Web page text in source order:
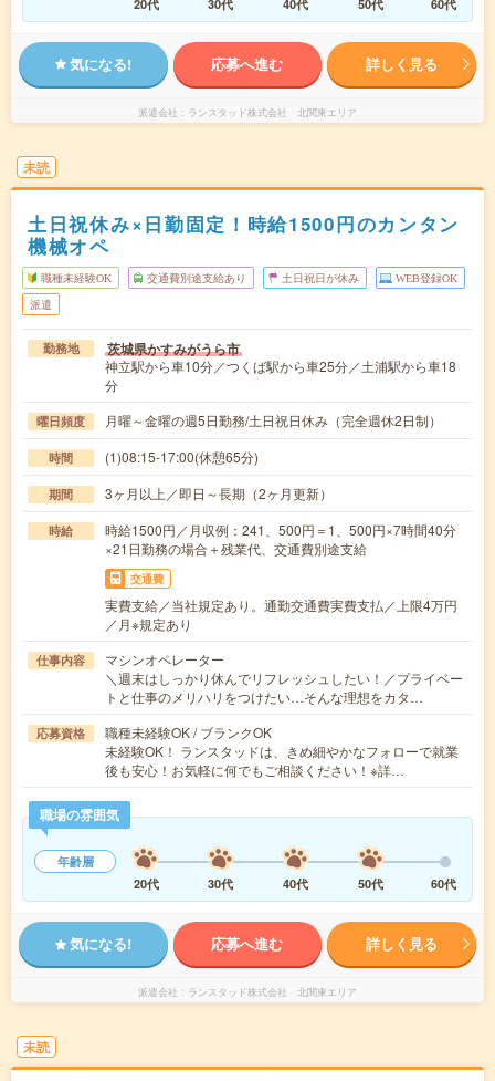
20代 30代 40代 50代 60代
気になる! 応募へ進む 詳しく見る
派遣会社 ランスタッド株式会社 北関東エリア
未読
土日祝休み×日勤固定！時給1500円のカンタン
機械オペ
職種未経験OK 交通費別途支給あり 土日祝日が休み WEB登録OK
派遣
勤務地 茨城県かすみがうら市
神立駅から車10分／つくば駅から車25分／土浦駅から車18
分
曜日頻度 月曜～金曜の週5日勤務/土日祝日休み（完全週休2日制）
時間 (1)08:15-17:00(休憩65分)
期間 3ヶ月以上／即日～長期（2ヶ月更新）
時給
時給1500円／月収例：241、500円＝1、500円×7時間40分
×21日勤務の場合＋残業代、交通費別途支給
交通費
実費支給／当社規定あり。通勤交通費実費支払／上限4万円
／月※規定あり
仕事内容
マシンオペレーター
＼週末はしっかり休んでリフレッシュしたい！／プライベー
トと仕事のメリハリをつけたい…そんな理想をカタ…
応募資格
職種未経験OK / ブランクOK
未経験OK！ ランスタッドは、きめ細やかなフォローで就業
後も安心！お気軽に何でもご相談ください！※詳…
職場の雰囲気
年齢層
20代
30代 40代 50代 60代
気になる! 応募へ進む 詳しく見る
派遣会社 ランスタッド株式会社 北関東エリア
未読